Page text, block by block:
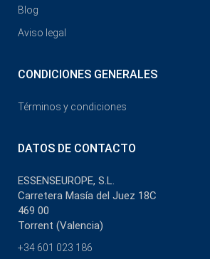
Blog
Aviso legal
CONDICIONES GENERALES
Términos y condiciones
DATOS DE CONTACTO
ESSENSEUROPE, S.L.
Carretera Masía del Juez 18C
469 00
Torrent (Valencia)
+34 601 023 186